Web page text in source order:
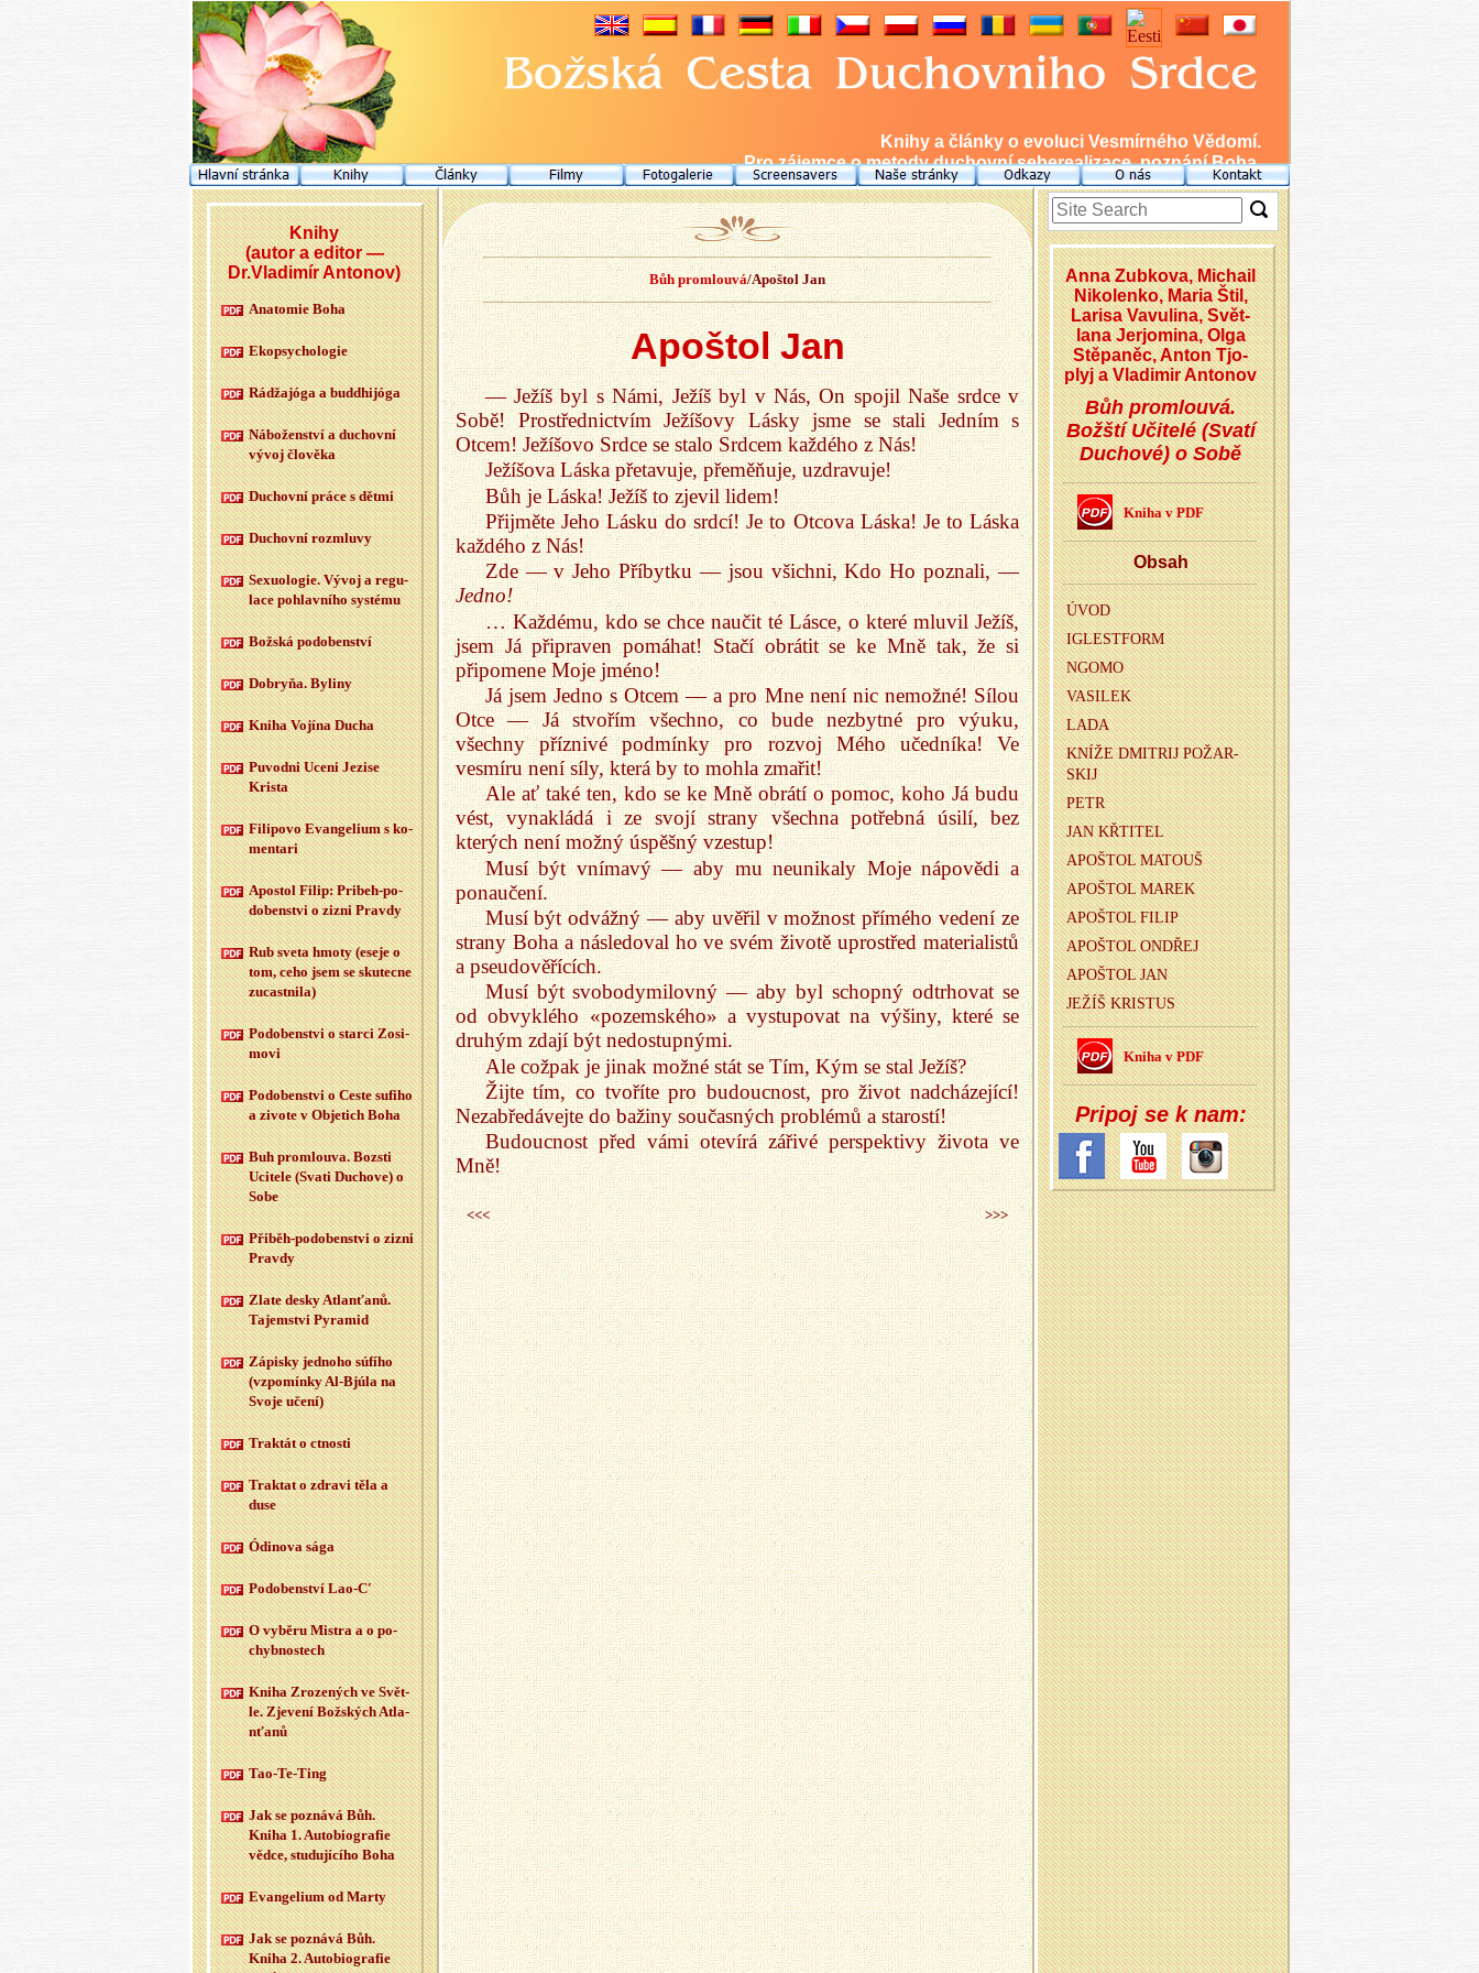
Knihy a články o evoluci Vesmírného Vědomí.
Pro zájemce o metody duchovní seberealizace, poznání Boha.
Bůh promlouvá/Apoštol Jan
Apoštol Jan
— Ježíš byl s Námi, Ježíš byl v Nás, On spojil Naše srdce v
Sobě! Prostřednictvím Ježíšovy Lásky jsme se stali Jedním s
Otcem! Ježíšovo Srdce se stalo Srdcem každého z Nás!
Ježíšova Láska přetavuje, přeměňuje, uzdravuje!
Bůh je Láska! Ježíš to zjevil lidem!
Přijměte Jeho Lásku do srdcí! Je to Otcova Láska! Je to Láska
každého z Nás!
Zde — v Jeho Příbytku — jsou všichni, Kdo Ho poznali, —
Jedno!
… Každému, kdo se chce naučit té Lásce, o které mluvil Ježíš,
jsem Já připraven pomáhat! Stačí obrátit se ke Mně tak, že si
připomene Moje jméno!
Já jsem Jedno s Otcem — a pro Mne není nic nemožné! Sílou
Otce — Já stvořím všechno, co bude nezbytné pro výuku,
všechny příznivé podmínky pro rozvoj Mého učedníka! Ve
vesmíru není síly, která by to mohla zmařit!
Ale ať také ten, kdo se ke Mně obrátí o pomoc, koho Já budu
vést, vynakládá i ze svojí strany všechna potřebná úsilí, bez
kterých není možný úspěšný vzestup!
Musí být vnímavý — aby mu neunikaly Moje nápovědi a
ponaučení.
Musí být odvážný — aby uvěřil v možnost přímého vedení ze
strany Boha a následoval ho ve svém životě uprostřed materialistů
a pseudověřících.
Musí být svobodymilovný — aby byl schopný odtrhovat se
od obvyklého «pozemského» a vystupovat na výšiny, které se
druhým zdají být nedostupnými.
Ale cožpak je jinak možné stát se Tím, Kým se stal Ježíš?
Žijte tím, co tvoříte pro budoucnost, pro život nadcházející!
Nezabředávejte do bažiny současných problémů a starostí!
Budoucnost před vámi otevírá zářivé perspektivy života ve
Mně!
<<< >>>
Anna Zub­ko­va, Mi­chail
Ni­ko­len­ko, Maria Štil,
La­ri­sa Va­vu­li­na, Svět­
la­na Jerjo­mi­na, Olga
Stě­pa­něc, Anton Tj­o­
plyj a Vla­di­mir An­to­nov
Bůh promlouvá.
Božští Učitelé (Svatí
Duchové) o Sobě
Kniha v PDF
Obsah
ÚVOD
IGLEST­FORM
NGOMO
VASI­LEK
LADA
KNÍŽE DMI­T­RIJ PO­ŽAR­
SKIJ
PETR
JAN KŘTI­TEL
APOŠ­TOL MA­TOUŠ
APOŠ­TOL MAREK
APOŠ­TOL FILIP
APOŠ­TOL ON­DŘEJ
APOŠ­TOL JAN
JEŽÍŠ KRIS­TUS
Kniha v PDF
Pri­poj se k nam:
Knihy
(autor a editor —
Dr.Vladimír Antonov)
Ana­to­mie Boha
Ekopsy­cho­lo­gie
Rádžajóga a budd­hijóga
Ná­bo­žen­ství a du­chov­ní
vývoj člo­vě­ka
Du­chov­ní práce s dětmi
Du­chov­ní roz­mlu­vy
Se­xu­o­lo­gie. Vývoj a re­gu­
la­ce po­hlav­ní­ho sys­té­mu
Bož­ská po­do­ben­ství
Dobryňa. By­li­ny
Kniha Vo­jí­na Ducha
Puvod­ni Uceni Je­zi­se
Kris­ta
Fi­li­po­vo Evan­ge­li­um s ko­
men­ta­ri
Apo­stol Filip: Pri­beh-po­
do­ben­st­vi o zizni Prav­dy
Rub sveta hmoty (eseje o
tom, ceho jsem se sku­tec­ne
zu­cast­ni­la)
Po­do­ben­st­vi o star­ci Zo­si­
mo­vi
Po­do­ben­st­vi o Ceste su­fi­ho
a zi­vo­te v Ob­je­tich Boha
Buh pro­mlou­va. Boz­sti
Uci­te­le (Svati Du­cho­ve) o
Sobe
Při­běh-po­do­ben­st­vi o zizni
Prav­dy
Zlate desky At­la­n­ťa­nů.
Ta­jem­st­vi Py­ra­mid
Zá­pis­ky jed­no­ho sú­fí­ho
(vzpo­mín­ky Al-Bj­úla na
Svoje učení)
Trak­tát o ctnos­ti
Trak­tat o zdra­vi těla a
duse
Ódi­no­va sága
Po­do­ben­ství Lao-C'
O vy­bě­ru Mi­s­tra a o po­
chyb­nos­tech
Kniha Zro­ze­ných ve Svět­
le. Zje­ve­ní Bož­ských At­la­
n­ťa­nů
Tao-Te-Ting
Jak se po­zná­vá Bůh.
Kniha 1. Au­to­bi­o­gra­fie
vědce, stu­du­jí­cí­ho Boha
Evan­ge­li­um od Marty
Jak se po­zná­vá Bůh.
Kniha 2. Au­to­bi­o­gra­fie